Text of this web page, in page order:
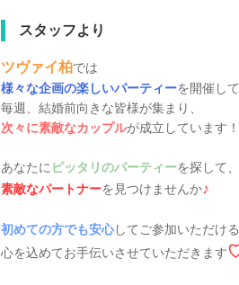
スタッフより
ツヴァイ柏では
様々な企画の楽しいパーティーを開催し
毎週、結婚前向きな皆様が集まり、
次々に素敵なカップルが成立しています！
あなたに ピッタリのパーティーを探して、
素敵なパートナーを見つけませんか♪
初めての方でも安心してご参加いただけ
心を込めてお手伝いさせていただきます